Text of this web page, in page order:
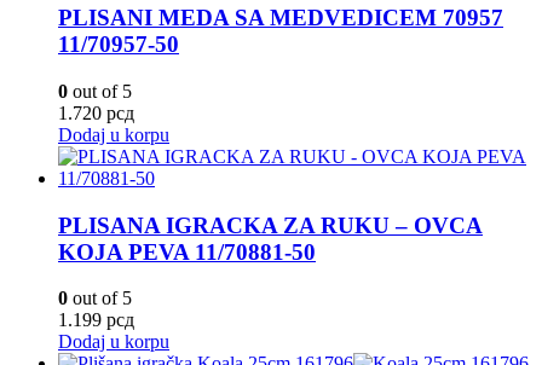
PLISANI MEDA SA MEDVEDICEM 70957
11/70957-50
0 out of 5
1.720 рсд
Dodaj u korpu
PLISANA IGRACKA ZA RUKU – OVCA
KOJA PEVA 11/70881-50
0 out of 5
1.199 рсд
Dodaj u korpu